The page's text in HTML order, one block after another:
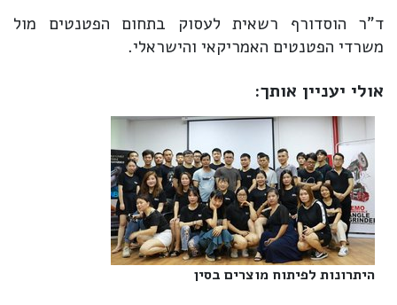
ד"ר הוסדורף רשאית לעסוק בתחום הפטנטים מול
משרדי הפטנטים האמריקאי והישראלי.
אולי יעניין אותך:
היתרונות לפיתוח מוצרים בסין‎